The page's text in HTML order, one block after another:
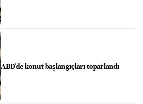
ABD'de konut başlangıçları toparlandı